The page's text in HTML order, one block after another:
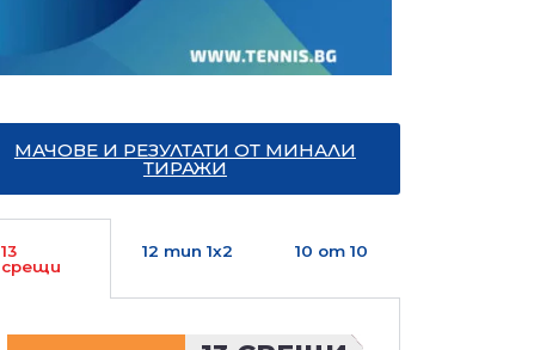
МАЧОВЕ И РЕЗУЛТАТИ ОТ МИНАЛИ
ТИРАЖИ
13
срещи
12 тип 1х2 10 от 10